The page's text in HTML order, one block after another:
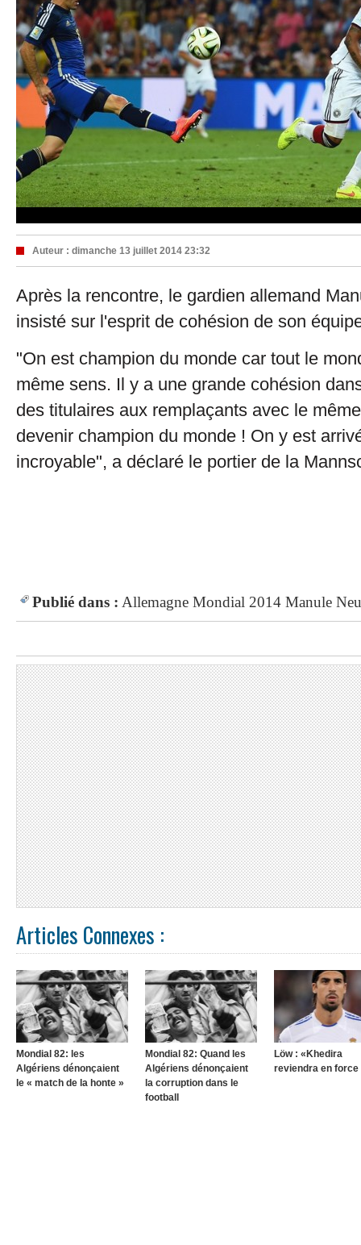
Auteur : dimanche 13 juillet 2014 23:32
Après la rencontre, le gardien allemand
insisté sur l'esprit de cohésion de son
"On est champion du monde car tout le
même sens. Il y a une grande cohésion
des titulaires aux remplaçants avec le
devenir champion du monde ! On y est
incroyable", a déclaré le portier de la
Publié dans : Allemagne Mondial 2014 Manule
Articles Connexes :
Mondial 82: les
Algériens dénonçaient
le « match de la honte »
Mondial 82: Quand les
Algériens dénonçaient
la corruption dans le
football
Löw : «Khedira
reviendra en force